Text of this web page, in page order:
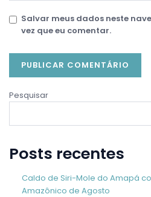
Salvar meus dados neste
vez que eu comentar.
Pesquisar
Posts recentes
Caldo de Siri-Mole do Amapá
Amazônico de Agosto